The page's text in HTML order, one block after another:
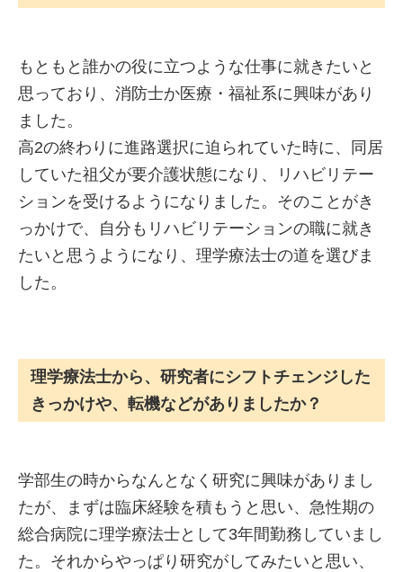
もともと誰かの役に立つような仕事に就きたいと
思っており、消防士か医療・福祉系に興味があり
ました。
高2の終わりに進路選択に迫られていた時に、同居
していた祖父が要介護状態になり、リハビリテー
ションを受けるようになりました。そのことがき
っかけで、自分もリハビリテーションの職に就き
たいと思うようになり、理学療法士の道を選びま
した。
理学療法士から、研究者にシフトチェンジした
きっかけや、転機などがありましたか？
学部生の時からなんとなく研究に興味がありまし
たが、まずは臨床経験を積もうと思い、急性期の
総合病院に理学療法士として3年間勤務していまし
た。それからやっぱり研究がしてみたいと思い、